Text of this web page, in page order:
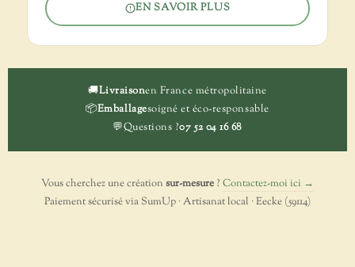
EN SAVOIR PLUS
🚚Livraisonen France métropolitaine
📦Emballagesoigné et éco-responsable
💬Questions ?07 52 04 16 68
Vous cherchez une création sur-mesure ? Contactez-moi ici →
Paiement sécurisé via SumUp · Artisanat local · Eecke (59114)